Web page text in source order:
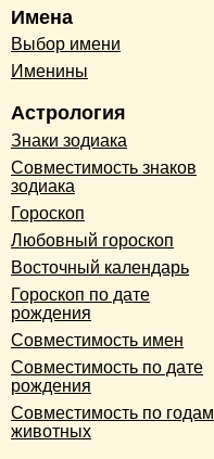
Имена
Выбор имени
Именины
Астрология
Знаки зодиака
Совместимость знаков
зодиака
Гороскоп
Любовный гороскоп
Восточный календарь
Гороскоп по дате
рождения
Совместимость имен
Совместимость по дате
рождения
Совместимость по годам
животных